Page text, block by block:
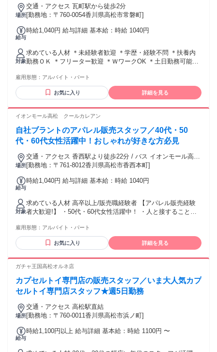
場所
交通・アクセス 瓦町駅から徒歩2分
[勤務地：〒760-0054香川県高松市常磐町]
給与
時給1,040円 給与詳細 基本給：時給 1040円
対象
求めている人材 ＊未経験者歓迎 ＊学歴・経験不問 ＊扶養内
勤務ＯＫ ＊フリーター歓迎 ＊ＷワークOK ＊土日勤務可能な
雇用形態： アルバイト・パート
お気に入り 詳細を見る
イオンモール高松 クールカレアン
自社ブラントのアパレル販売スタッフ／40代・50
代・60代女性活躍中！おしゃれが好きな方必見
場所
交通・アクセス 香西駅より徒歩22分 / バス イオンモール高松
南口徒歩1分
[勤務地：〒761-8012香川県高松市香西本町]
給与
時給1,040円 給与詳細 基本給：時給 1040円
対象
求めている人材 高卒以上/販売職経験者 【アパレル販売経験
者大歓迎!】 ・50代・60代女性活躍中！ ・人と接することが
雇用形態： アルバイト・パート
お気に入り 詳細を見る
ガチャ王国高松オルネ店
カプセルトイ専門店の販売スタッフ／いま大人気カプ
セルトイ専門店スタッフ★週5日勤務
場所
交通・アクセス 高松駅直結
[勤務地：〒760-0011香川県高松市浜ノ町]
給与
時給1,100円以上 給与詳細 基本給：時給 1100円 〜